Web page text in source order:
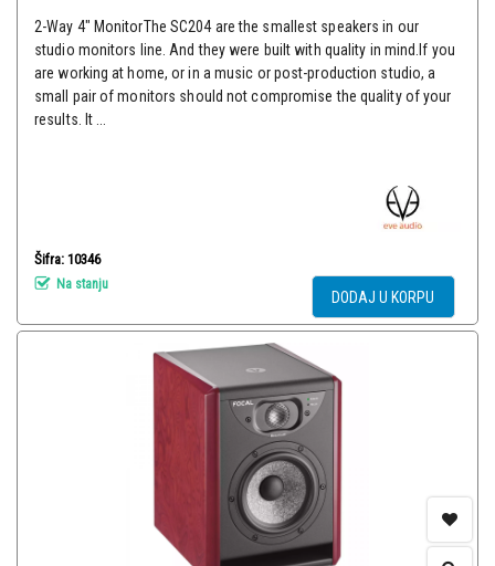
2-Way 4" MonitorThe SC204 are the smallest speakers in our
studio monitors line. And they were built with quality in mind.If you
are working at home, or in a music or post-production studio, a
small pair of monitors should not compromise the quality of your
results. It ...
Šifra: 10346
Na stanju
DODAJ U KORPU